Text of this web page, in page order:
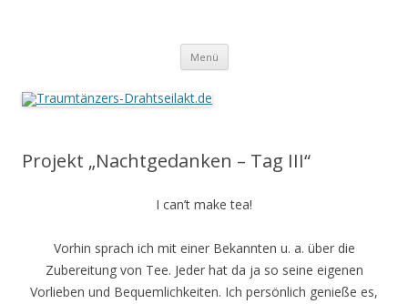
Menü Springe
Inhalt
Projekt „Nachtgedanken – Tag III“
I can’t make tea!
Vorhin sprach ich mit einer Bekannten u. a. über die
Zubereitung von Tee. Jeder hat da ja so seine eigenen
Vorlieben und Bequemlichkeiten. Ich persönlich genieße es,